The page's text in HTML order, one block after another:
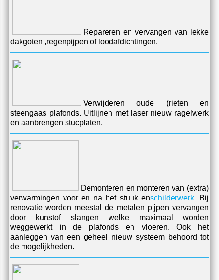
dakgoten ,regenpijpen of loodafdichtingen.
en aanbrengen stucplaten.
Demonteren en monteren van (extra)
verwarmingen voor en na het stuuk en
schilderwerk
. Bij
renovatie worden meestal de metalen pijpen vervangen
door kunstof slangen welke maximaal worden
weggewerkt in de plafonds en vloeren. Ook het
de mogelijkheden.